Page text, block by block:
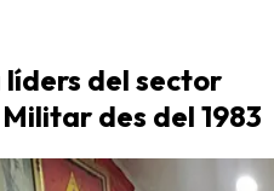
del sector
des del 1983